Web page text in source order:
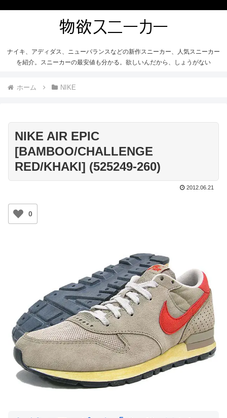
ナイキ、アディダス、ニューバランスなどの新作スニーカー、人気スニーカー
を紹介。スニーカーの最安値も分かる。欲しいんだから、しょうがない
ホーム NIKE
NIKE AIR EPIC
[BAMBOO/CHALLENGE
RED/KHAKI] (525249-260)
2012.06.21
0